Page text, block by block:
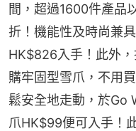
間，超過1600件產品
折！機能性及時尚兼
HK$826入手！此外
購牢固型雪爪，不用
鬆安全地走動，於Go
爪HK$99便可入手！